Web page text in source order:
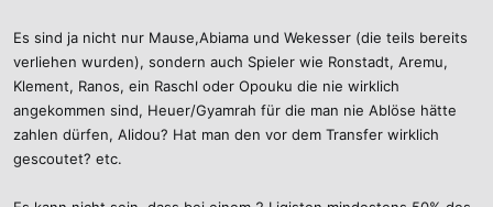
Es sind ja nicht nur Mause,Abiama und Wekesser (die teils bereits
verliehen wurden), sondern auch Spieler wie Ronstadt, Aremu,
Klement, Ranos, ein Raschl oder Opouku die nie wirklich
angekommen sind, Heuer/Gyamrah für die man nie Ablöse hätte
zahlen dürfen, Alidou? Hat man den vor dem Transfer wirklich
gescoutet? etc.